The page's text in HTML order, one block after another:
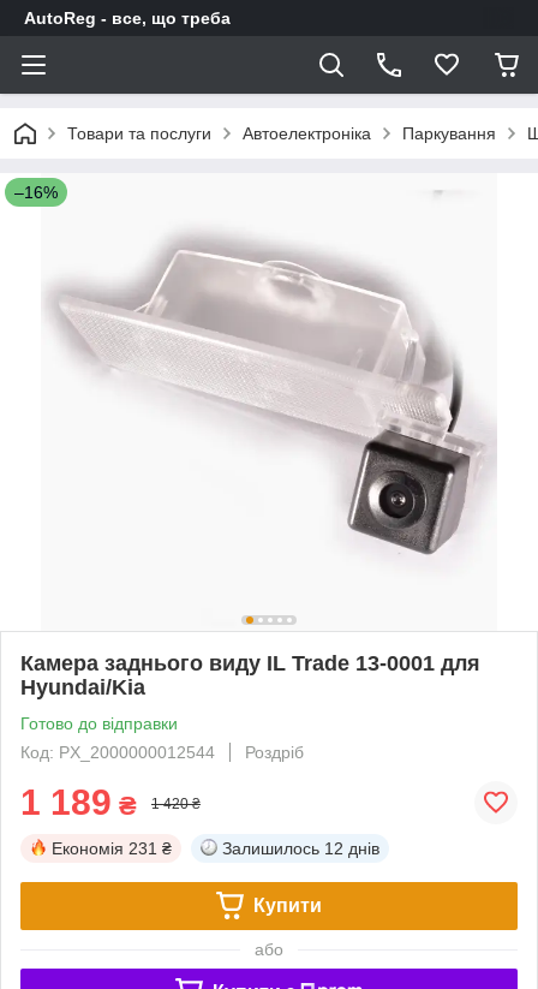
AutoReg - все, що треба
Товари та послуги Автоелектроніка Паркування
–16%
Камера заднього виду IL Trade 13-0001 для
Hyundai/Kia
Готово до відправки
Код: PX_2000000012544
Роздріб
1 189 ₴ 1 420 ₴
Економія 231 ₴ Залишилось 12 днів
Купити
або